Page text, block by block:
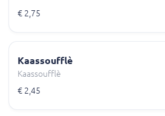
€ 2,75
Kaassoufflè
Kaassoufflè
€ 2,45